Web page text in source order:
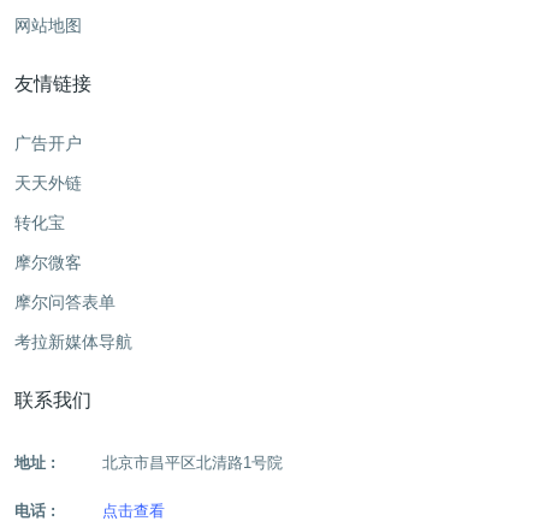
网站地图
友情链接
广告开户
天天外链
转化宝
摩尔微客
摩尔问答表单
考拉新媒体导航
联系我们
地址 : 北京市昌平区北清路1号院
电话 : 点击查看